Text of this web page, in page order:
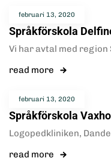
februari 13, 2020
Språkförskola
Vi har avtal med
read more
februari 13, 2020
Språkförskola
Logopedkliniken,
read more